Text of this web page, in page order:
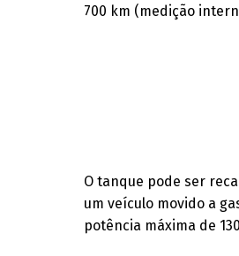
700 km (medição
O tanque pode ser
um veículo movido a
potência máxima de